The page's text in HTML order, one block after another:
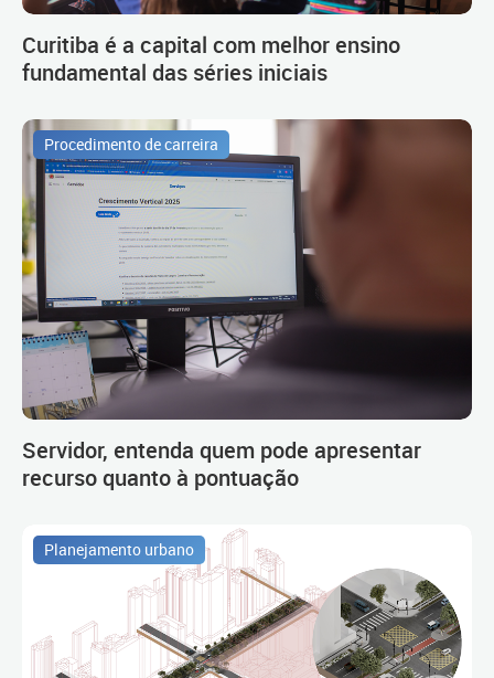
Curitiba é a capital com melhor ensino
fundamental das séries iniciais
Procedimento de carreira
Servidor, entenda quem pode apresentar
recurso quanto à pontuação
Planejamento urbano